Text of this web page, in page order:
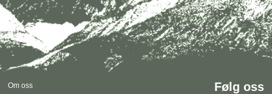
Om oss
Følg oss